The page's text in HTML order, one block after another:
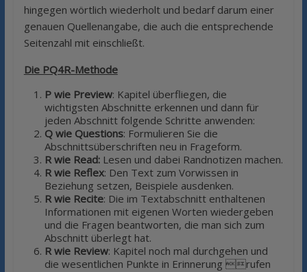
hingegen wörtlich wiederholt und bedarf darum einer
genauen Quellenangabe, die auch die entsprechende
Seitenzahl mit einschließt.
Die PQ4R-Methode
P wie Preview: Kapitel überfliegen, die
wichtigsten Abschnitte erkennen und dann für
jeden Abschnitt folgende Schritte anwenden:
Q wie Questions: Formulieren Sie die
Abschnittsüberschriften neu in Frageform.
R wie Read:Lesen und dabei Randnotizen machen.
R wie Reflex: Den Text zum Vorwissen in
Beziehung setzen, Beispiele ausdenken.
R wie Recite: Die im Textabschnitt enthaltenen
Informationen mit eigenen Worten wiedergeben
und die Fragen beantworten, die man sich zum
Abschnitt überlegt hat.
R wie Review: Kapitel noch mal durchgehen und
die wesentlichen Punkte in Erinnerung rufen